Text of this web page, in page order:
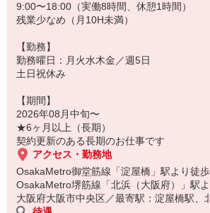
9:00〜18:00（実働8時間、休憩1時間）
残業少なめ（月10H未満）
【勤務】
勤務曜日：月火水木金／週5日
土日祝休み
【期間】
2026年08月中旬〜
★6ヶ月以上（長期）
契約更新のある長期のお仕事です
アクセス・勤務地
OsakaMetro御堂筋線「淀屋橋」駅より徒
OsakaMetro堺筋線「北浜（大阪府）」駅
大阪府大阪市中央区／最寄駅：淀屋橋駅、